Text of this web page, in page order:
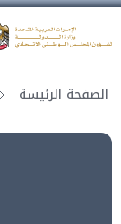
الصفحة الرئيسة